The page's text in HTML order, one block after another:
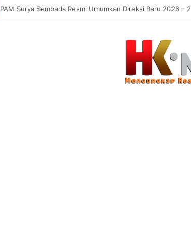
Sukses Tekan Bansos Salah Sasaran, Uji Coba Perlinsos